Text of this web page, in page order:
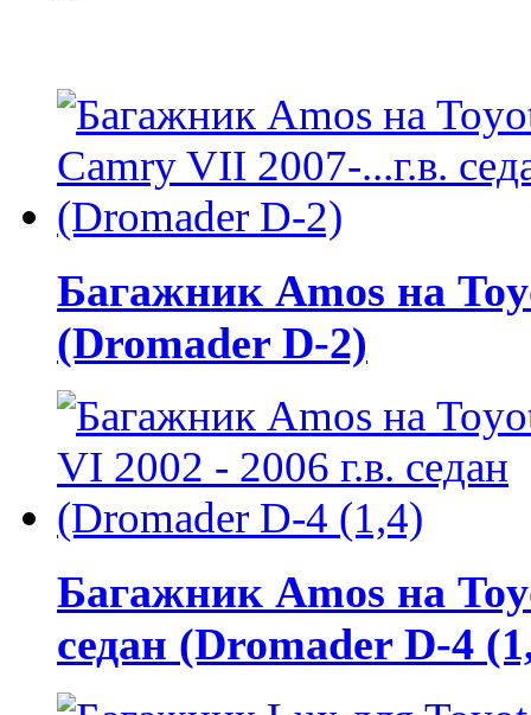
Багажник Amos на
(Dromader D-2)
Багажник Amos на
седан (Dromader D-4